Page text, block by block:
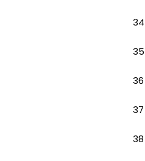
34
35
36
37
38